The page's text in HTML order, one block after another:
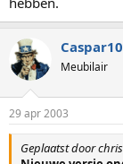
Meubilair
29 apr 2003
Geplaatst door